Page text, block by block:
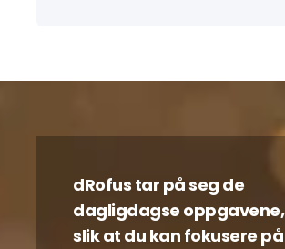
dRofus tar på seg de
dagligdagse oppgavene,
slik at du kan fokusere på